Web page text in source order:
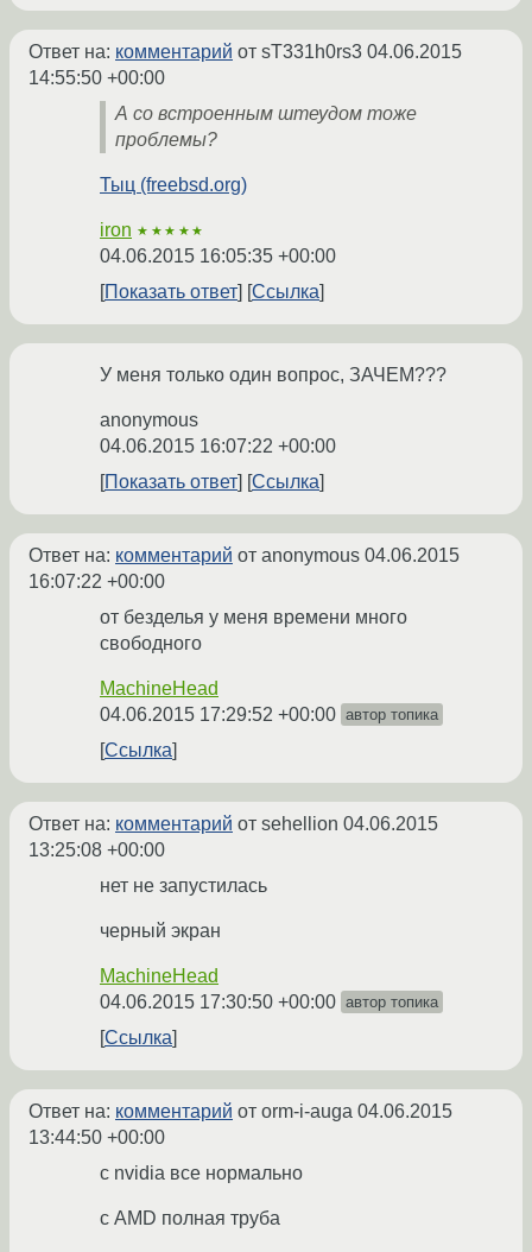
Ответ на: комментарий от sT331h0rs3 04.06.2015
14:55:50 +00:00
А со встроенным штеудом тоже
проблемы?
Тыц (freebsd.org)
iron ★★★★★
04.06.2015 16:05:35 +00:00
Показать ответ
Ссылка
У меня только один вопрос, ЗАЧЕМ???
anonymous
04.06.2015 16:07:22 +00:00
Показать ответ
Ссылка
Ответ на: комментарий от anonymous 04.06.2015
16:07:22 +00:00
от безделья у меня времени много
свободного
MachineHead
04.06.2015 17:29:52 +00:00 автор топика
Ссылка
Ответ на: комментарий от sehellion 04.06.2015
13:25:08 +00:00
нет не запустилась
черный экран
MachineHead
04.06.2015 17:30:50 +00:00 автор топика
Ссылка
Ответ на: комментарий от orm-i-auga 04.06.2015
13:44:50 +00:00
с nvidia все нормально
с AMD полная труба